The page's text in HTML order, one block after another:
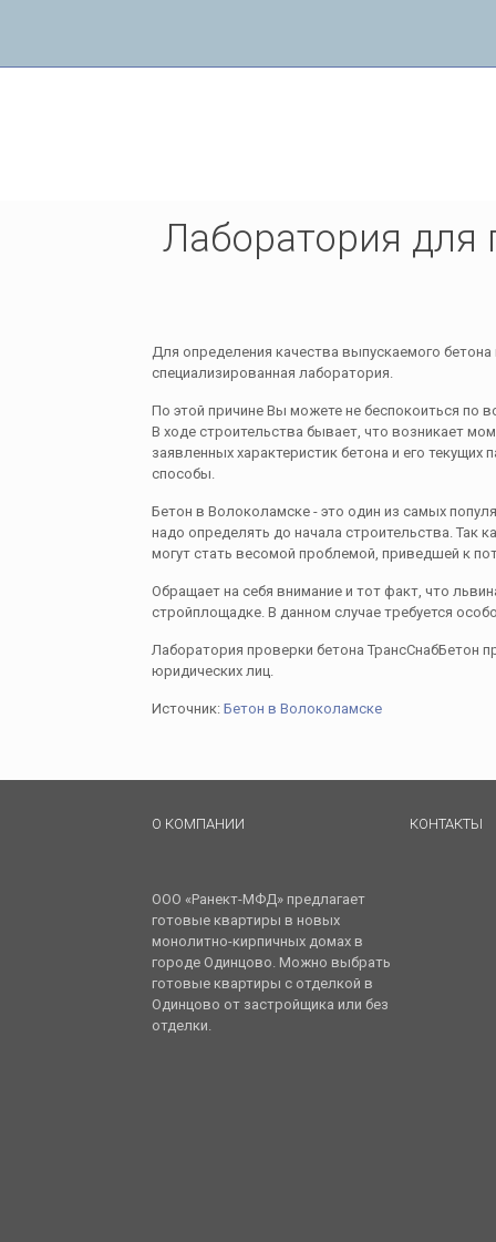
Лаборатория для
Для определения качества выпускаемого
специализированная лаборатория.
По этой причине Вы можете не беспокоиться по
В ходе строительства бывает, что возникает
заявленных характеристик бетона и его
способы.
Бетон в Волоколамске - это один из самых
надо определять до начала строительства. Так
могут стать весомой проблемой, приведшей к
Обращает на себя внимание и тот факт, что
стройплощадке. В данном случае требуется
Лаборатория проверки бетона ТрансСнабБетон
юридических лиц.
Источник: Бетон в Волоколамске
О КОМПАНИИ
ООО «Ранект-МФД» предлагает
готовые квартиры в новых
монолитно-кирпичных домах в
городе Одинцово. Можно выбрать
готовые квартиры с отделкой в
Одинцово от застройщика или без
отделки.
КОНТАКТЫ